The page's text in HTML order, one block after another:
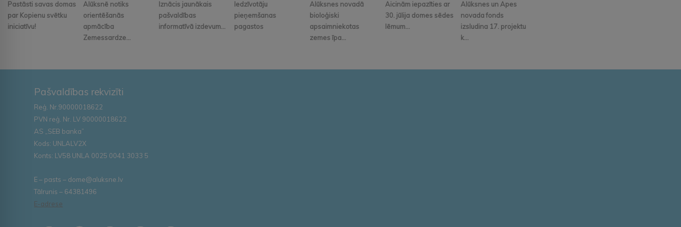
Pastāsti savas domas
par Kopienu svētku
iniciatīvu!
Alūksnē notiks
orientēšanās
apmācība
Zemessardze...
Iznācis jaunākais
pašvaldības
informatīvā izdevum...
Iedzīvotāju
pieņemšanas
pagastos
Alūksnes novadā
bioloģiski
apsaimniekotas
zemes īpa...
Aicinām iepazīties ar
30. jūlija domes sēdes
lēmum...
Alūksnes un Apes
novada fonds
izsludina 17. projektu
k...
Pašvaldības rekvizīti
Reģ. Nr.90000018622
PVN reģ. Nr. LV 90000018622
AS „SEB banka”
Kods: UNLALV2X
Konts: LV58 UNLA 0025 0041 3033 5
E – pasts – dome@aluksne.lv
Tālrunis – 64381496
E-adrese